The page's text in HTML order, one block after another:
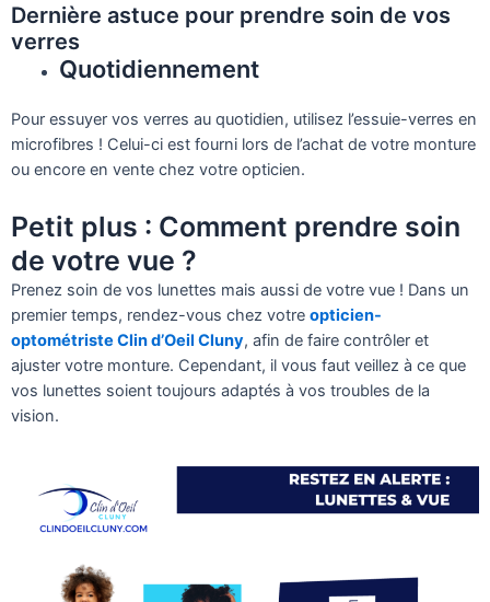
Dernière astuce pour prendre soin de vos
verres
Quotidiennement
Pour essuyer vos verres au quotidien, utilisez l’essuie-verres en
microfibres ! Celui-ci est fourni lors de l’achat de votre monture
ou encore en vente chez votre opticien.
Petit plus : Comment prendre soin
de votre vue ?
Prenez soin de vos lunettes mais aussi de votre vue ! Dans un
premier temps, rendez-vous chez votre opticien-
optométriste Clin d’Oeil Cluny, afin de faire contrôler et
ajuster votre monture. Cependant, il vous faut veillez à ce que
vos lunettes soient toujours adaptés à vos troubles de la
vision.